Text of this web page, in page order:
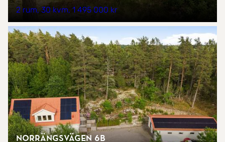
2 rum 30 kvm 1 495 000 kr
Norrängsvägen 6B